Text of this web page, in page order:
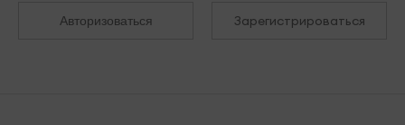
Авторизоваться Зарегистрироваться